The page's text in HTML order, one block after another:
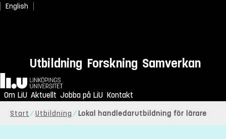
English
Utbildning Forskning Samverkan
Hem
Om LiU Aktuellt Jobba på LiU Kontakt
Start Utbildning Lokal handledarutbildning för lärare